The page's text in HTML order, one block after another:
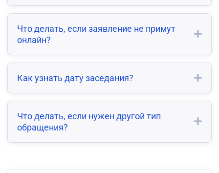
Что делать, если заявление не примут
онлайн?
Как узнать дату заседания?
Что делать, если нужен другой тип
обращения?